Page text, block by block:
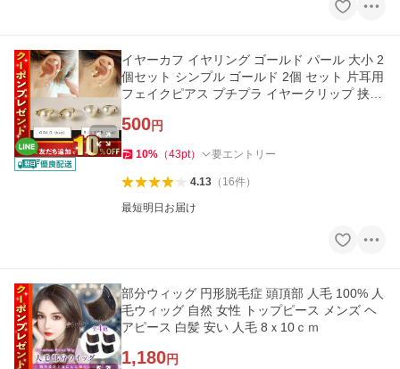
イヤーカフ イヤリング ゴールド パール 大小 2
個セット シンプル ゴールド 2個 セット 片耳用
フェイクピアス プチプラ イヤークリップ 挟む
500円
10% （43pt） 要エントリー
4.13（ 16件）
最短明日お届け
部分ウィッグ 円形脱毛症 頭頂部 人毛 100% 人
毛ウィッグ 自然 女性 トップピース メンズ ヘ
アピース 白髪 安い 人毛 8ｘ10ｃｍ
1,180円